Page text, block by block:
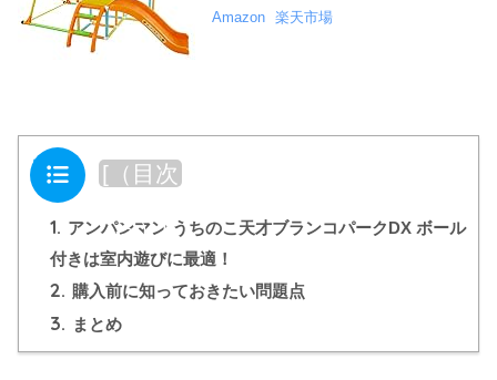
Amazon 楽天市場
目次 [ （目次
る）]
1. アンパンマン うちのこ天才ブランコパークDX ボール
付きは室内遊びに最適！
2. 購入前に知っておきたい問題点
3. まとめ